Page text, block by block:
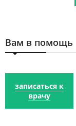
Вам в помощь
записаться к
врачу